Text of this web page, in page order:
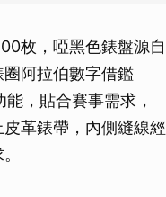
枚，啞黑色錶盤源自
阿拉伯數字借鑑
，貼合賽事需求，
革錶帶，內側縫線經